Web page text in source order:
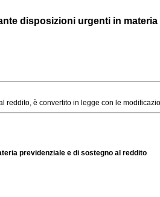
disposizioni urgenti in materia
è convertito in legge con le
previdenziale e di sostegno al reddito